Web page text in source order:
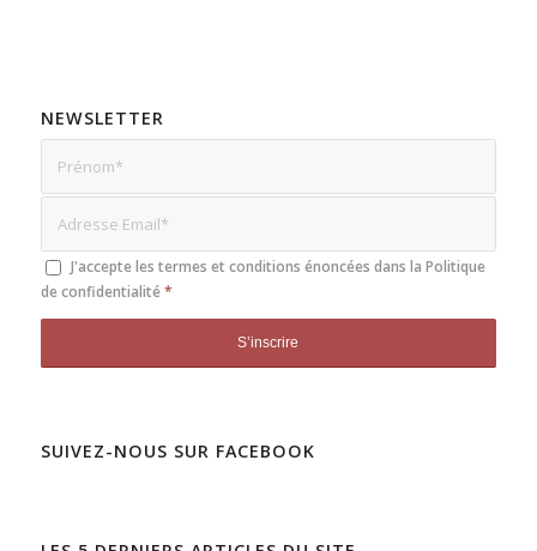
NEWSLETTER
J'accepte les termes et conditions énoncées dans la Politique
de confidentialité *
SUIVEZ-NOUS SUR FACEBOOK